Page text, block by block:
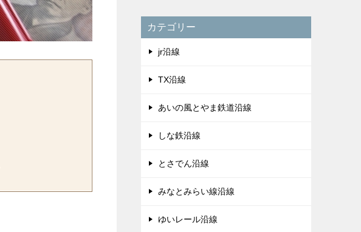
カテゴリー
jr沿線
TX沿線
あいの風とやま鉄道沿線
しな鉄沿線
とさでん沿線
みなとみらい線沿線
ゆいレール沿線